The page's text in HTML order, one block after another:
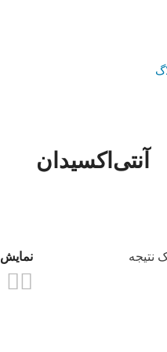
آنتی‌اکسیدان
نتیجه نمایش